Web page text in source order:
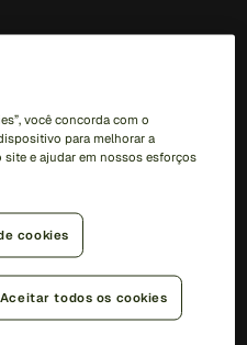
você concorda com o
para melhorar a
site e ajudar em nossos esforços
cookies
Aceitar todos os cookies